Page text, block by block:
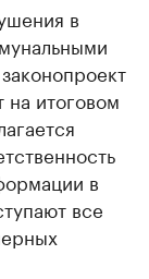
в
на итоговом
в
все